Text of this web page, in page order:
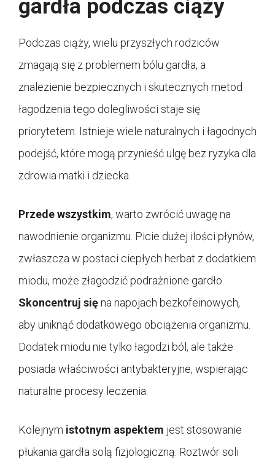
gardła podczas ciąży
Podczas ciąży, wielu przyszłych rodziców
zmagają się z problemem bólu gardła, a
znalezienie bezpiecznych i skutecznych metod
łagodzenia tego dolegliwości staje się
priorytetem. Istnieje wiele naturalnych i łagodnych
podejść, które mogą przynieść ulgę bez ryzyka dla
zdrowia matki i dziecka.
Przede wszystkim, warto zwrócić uwagę na
nawodnienie organizmu. Picie dużej ilości płynów,
zwłaszcza w postaci ciepłych herbat z dodatkiem
miodu, może złagodzić podrażnione gardło.
Skoncentruj sięna napojach bezkofeinowych,
aby uniknąć dodatkowego obciążenia organizmu.
Dodatek miodu nie tylko łagodzi ból, ale także
posiada właściwości antybakteryjne, wspierając
naturalne procesy leczenia.
Kolejnym istotnym aspektem jest stosowanie
płukania gardła solą fizjologiczną. Roztwór soli